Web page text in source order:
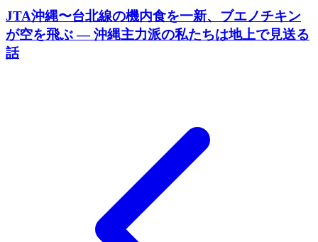
JTA沖縄〜台北線の機内食を一新、ブエノチキン
が空を飛ぶ ― 沖縄主力派の私たちは地上で見送る
話